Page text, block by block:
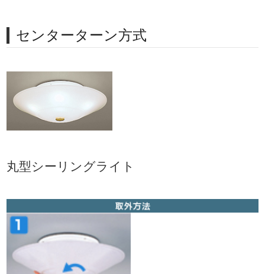
センターターン方式
丸型シーリングライト